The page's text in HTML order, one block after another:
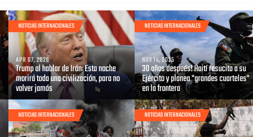
NOTICIAS INTERNACIONALES
APR 07, 2026
Trump al hablar de Irán: Esta noche
morirá toda una civilización, para no
volver jamás
NOTICIAS INTERNACIONALES
NOV 14, 2025
30 años después! Haití resucita a su
Ejército y planea "grandes cuarteles"
en la frontera
NOTICIAS INTERNACIONALES NOTICIAS INTERNACIONALES